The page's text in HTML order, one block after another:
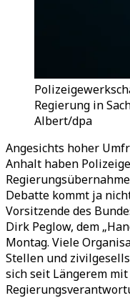
Regierung in
Albert/dpa
Angesichts hoher
Anhalt haben
Debatte kommt ja
Vorsitzende des
Dirk Peglow, dem
Montag. Viele
Stellen und
sich seit Längerem